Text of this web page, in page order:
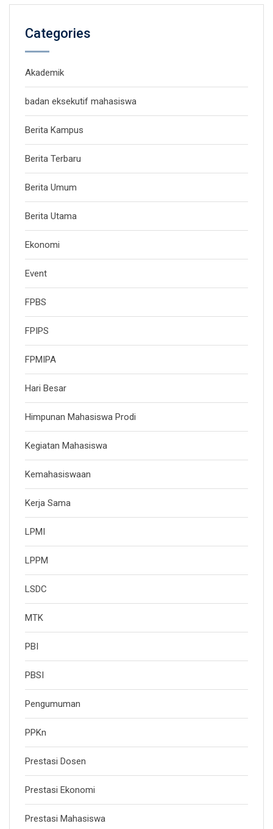
Categories
Akademik
badan eksekutif mahasiswa
Berita Kampus
Berita Terbaru
Berita Umum
Berita Utama
Ekonomi
Event
FPBS
FPIPS
FPMIPA
Hari Besar
Himpunan Mahasiswa Prodi
Kegiatan Mahasiswa
Kemahasiswaan
Kerja Sama
LPMI
LPPM
LSDC
MTK
PBI
PBSI
Pengumuman
PPKn
Prestasi Dosen
Prestasi Ekonomi
Prestasi Mahasiswa